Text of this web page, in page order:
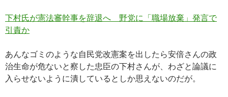
o
k
t
Li
k
a
下村氏が憲法審幹事を辞退へ 野党に「職場放棄」発言で
引責か
あんなゴミのような自民党改憲案を出したら安倍さんの政
治生命が危ないと察した忠臣の下村さんが、わざと論議に
入らせないように潰しているとしか思えないのだが。